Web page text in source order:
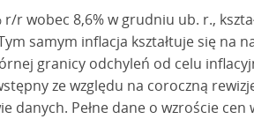
r/r wobec 8,6% w grudniu ub. r.,
samym inflacja kształtuje się na
granicy odchyleń od celu
ze względu na coroczną
danych. Pełne dane o wzroście cen